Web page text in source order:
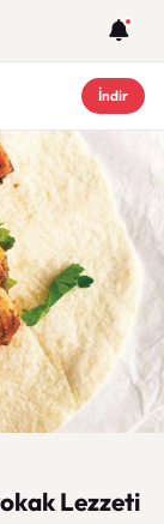
İndir
Lezzeti